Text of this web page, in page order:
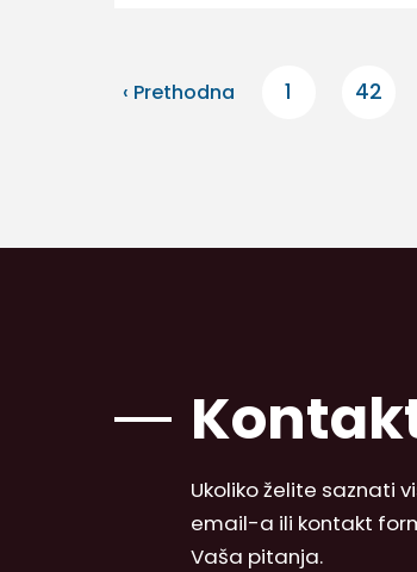
‹ Prethodna 1 42
Ukoliko želite saznati
email-a ili kontakt
Vaša pitanja.